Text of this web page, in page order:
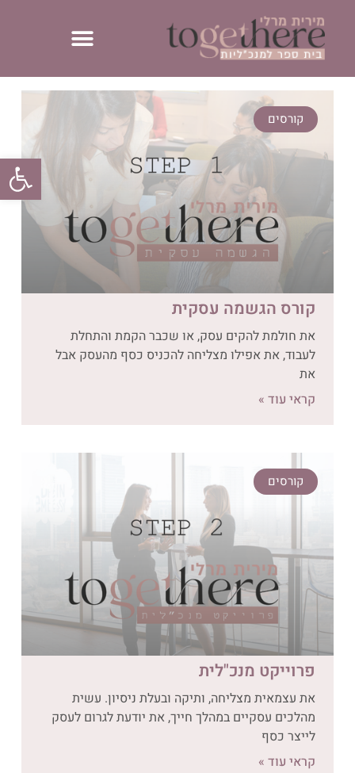
פתח
קורסים
קורס הגשמה עסקית
את חולמת להקים עסק, או שכבר הקמת והתחלת
לעבוד, את אפילו מצליחה להכניס כסף מהעסק אבל
את
קראי עוד »
קורסים
פרוייקט מנכ"לית
את עצמאית מצליחה, ותיקה ובעלת ניסיון. עשית
מהלכים עסקיים במהלך חייך, את יודעת לגרום לעסק
לייצר כסף
קראי עוד »